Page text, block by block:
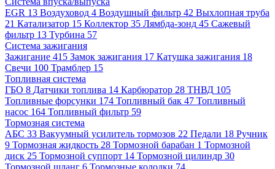
EGR 13 Воздуховод 4 Воздушный фильтр 42 Выхлопная труба
21 Катализатор 15 Коллектор 35 Лямбда-зонд 45 Сажевый
фильтр 13 Турбина 57
Система зажигания
Зажигание 415 Замок зажигания 17 Катушка зажигания 18
Свечи 100 Трамблер 15
Топливная система
ГБО 8 Датчики топлива 14 Карбюратор 28 ТНВД 105
Топливные форсунки 174 Топливный бак 47 Топливный
насос 164 Топливный фильтр 59
Тормозная система
АБС 33 Вакуумный усилитель тормозов 22 Педали 18 Ручник
9 Тормозная жидкость 28 Тормозной барабан 1 Тормозной
диск 25 Тормозной суппорт 14 Тормозной цилиндр 30